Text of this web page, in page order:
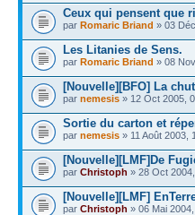
Ceux qui pensent que
par Romaric Briand » 03
Les Litanies de Sens.
par Romaric Briand » 08
[Nouvelle][BFO] La
par nemesis » 12 Oct 2005,
Sortie du carton et
par nemesis » 11 Août 2003,
[Nouvelle][LMF]De
par Christoph » 28 Oct
[Nouvelle][LMF]
par Christoph » 06 Mai